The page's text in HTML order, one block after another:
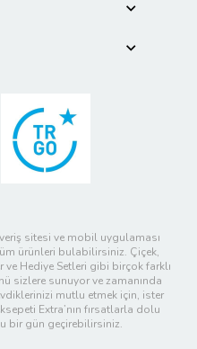
sitesi ve mobil uygulaması
ürünleri bulabilirsiniz. Çiçek,
Hediye Setleri gibi birçok farklı
sizlere sunuyor ve zamanında
mutlu etmek için, ister
Extra’nın fırsatlarla dolu
bir gün geçirebilirsiniz.